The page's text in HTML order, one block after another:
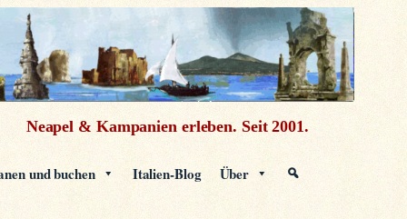
Neapel & Kampanien erleben. Seit 2001.
und buchen Italien-Blog Über